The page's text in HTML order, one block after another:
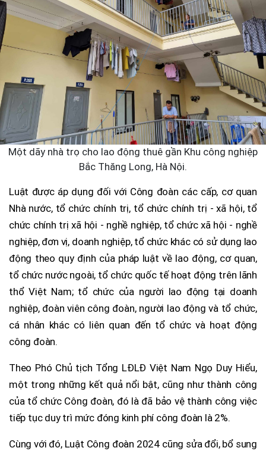
Một dãy nhà trọ cho lao động thuê gần Khu công nghiệp
Bắc Thăng Long, Hà Nội.
Luật được áp dụng đối với Công đoàn các cấp, cơ quan
Nhà nước, tổ chức chính trị, tổ chức chính trị - xã hội, tổ
chức chính trị xã hội - nghề nghiệp, tổ chức xã hội - nghề
nghiệp, đơn vị, doanh nghiệp, tổ chức khác có sử dụng lao
động theo quy định của pháp luật về lao động, cơ quan,
tổ chức nước ngoài, tổ chức quốc tế hoạt động trên lãnh
thổ Việt Nam; tổ chức của người lao động tại doanh
nghiệp, đoàn viên công đoàn, người lao động và tổ chức,
cá nhân khác có liên quan đến tổ chức và hoạt động
công đoàn.
Theo Phó Chủ tịch Tổng LĐLĐ Việt Nam Ngọ Duy Hiểu,
một trong những kết quả nổi bật, cũng như thành công
của tổ chức Công đoàn, đó là đã bảo vệ thành công việc
tiếp tục duy trì mức đóng kinh phí công đoàn là 2%.
Cùng với đó, Luật Công đoàn 2024 cũng sửa đổi, bổ sung